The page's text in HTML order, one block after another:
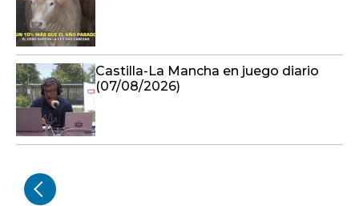
Castilla-La Mancha en juego diario
(07/08/2026)